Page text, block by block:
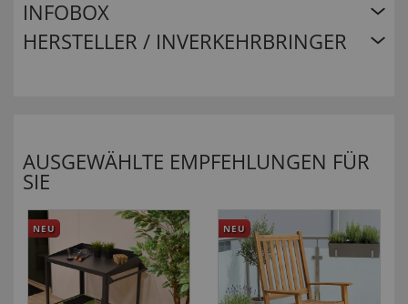
INFOBOX
HERSTELLER / INVERKEHRBRINGER
AUSGEWÄHLTE EMPFEHLUNGEN FÜR
SIE
NEU NEU